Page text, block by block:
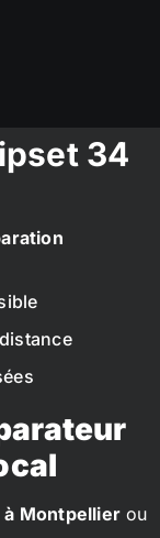
34
Montpellier ou